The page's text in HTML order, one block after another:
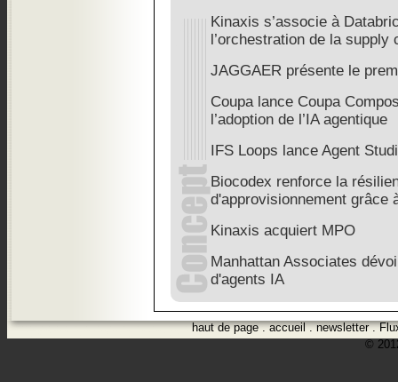
Kinaxis s’associe à
l’orchestration de la supply
JAGGAER présente le
Coupa lance Coupa
l’adoption de l’IA agentique
IFS Loops lance Agent
Biocodex renforce la
d'approvisionnement grâce
Kinaxis acquiert MPO
Manhattan Associates
d'agents IA
haut de page.accueil.newsletter.
©